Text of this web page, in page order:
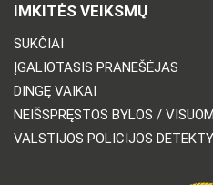
IMKITĖS VEIKSMŲ
SUKČIAI
ĮGALIOTASIS PRANEŠĖJAS
DINGĘ VAIKAI
NEIŠSPRĘSTOS BYLOS /
VALSTIJOS POLICIJOS